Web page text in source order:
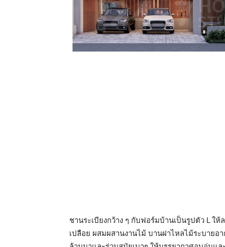
ชานระเบียงกว้าง ๆ กับฟอร์มบ้านเป็นรูปตัว L ใ
เปลือย ผสมผสานงานไม้ บานฝาไหลไม้ระบายอ